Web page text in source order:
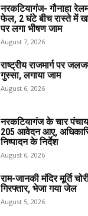
नरकटियागंज- गौनाहा
फेल, 2 घंटे बीच रास्ते में
पर लगा भीषण जाम
August 7, 2026
राष्ट्रीय राजमार्ग पर
गुस्सा, लगाया जाम
August 6, 2026
नरकटियागंज के चार
205 आवेदन आए,
निष्पादन के निर्देश
August 6, 2026
राम-जानकी मंदिर मूर्ति
गिरफ्तार, भेजा गया जेल
August 5, 2026